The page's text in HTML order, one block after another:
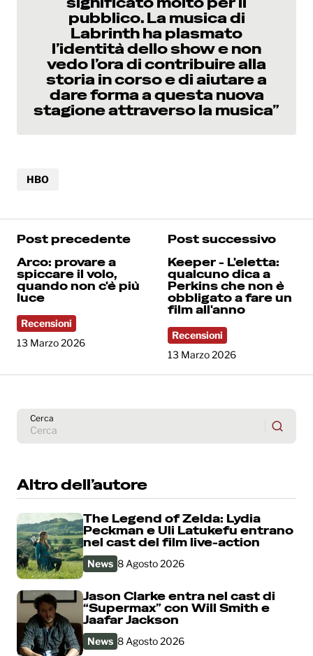
pubblico. La musica di
Labrinth ha plasmato
l’identità dello show e non
vedo l’ora di contribuire alla
storia in corso e di aiutare a
dare forma a questa nuova
stagione attraverso la musica”
HBO
Post precedente
Arco: provare a
spiccare il volo,
quando non c'è più
luce
Recensioni
13 Marzo 2026
Post successivo
Keeper - L'eletta:
qualcuno dica a
Perkins che non è
obbligato a fare un
film all'anno
Recensioni
13 Marzo 2026
Cerca
Altro dell’autore
The Legend of Zelda: Lydia
Peckman e Uli Latukefu entrano
nel cast del film live-action
News 8 Agosto 2026
Jason Clarke entra nel cast di
“Supermax” con Will Smith e
Jaafar Jackson
News 8 Agosto 2026